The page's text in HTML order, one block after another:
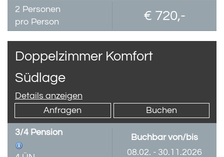
2 Personen
pro Person
€ 720,-
Doppelzimmer Komfort
Südlage
Details anzeigen
Anfragen
Buchen
3/4 Pension
Buchbar von/bis
08.02. - 30.11.2026